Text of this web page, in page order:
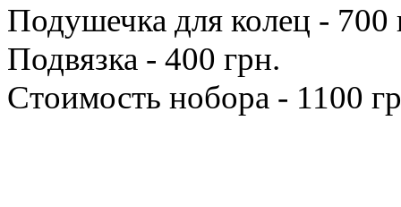
Подушечка для колец - 700
Подвязка - 400 грн.
Стоимость нобора - 1100